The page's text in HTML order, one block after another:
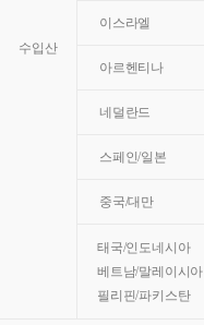
수입산
이스라엘
아르헨티나
네덜란드
스페인/일본
중국/대만
태국/인도네시아
베트남/말레이시아
필리핀/파키스탄